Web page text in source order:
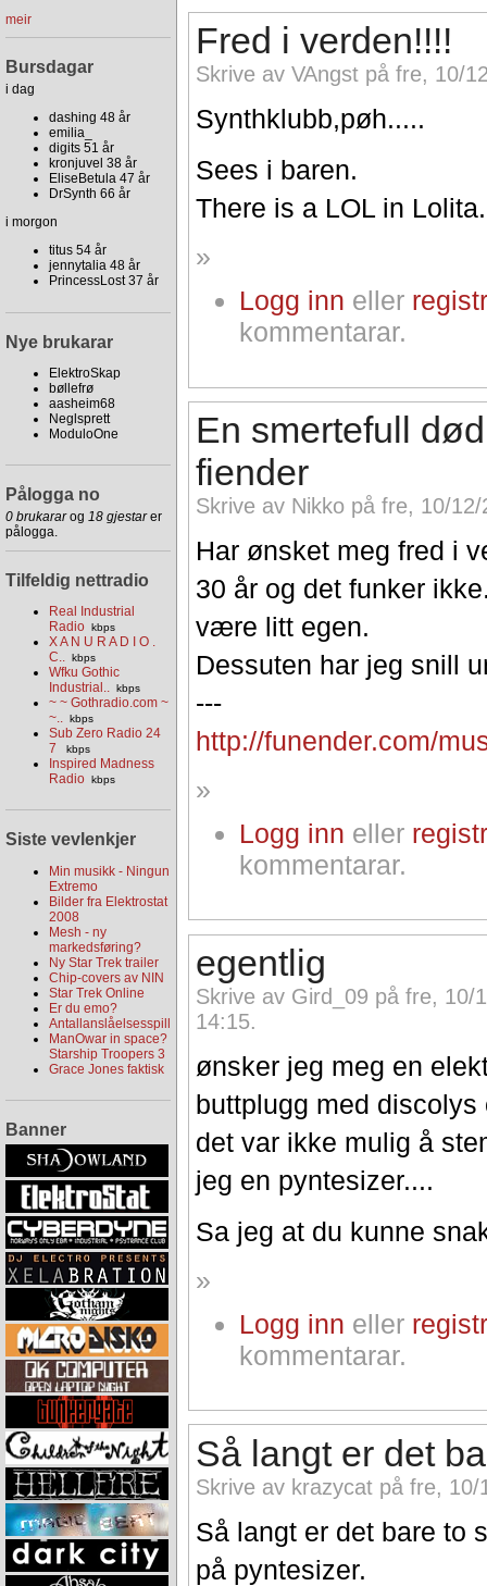
meir
Bursdagar
i dag
dashing 48 år
emilia_
digits 51 år
kronjuvel 38 år
EliseBetula 47 år
DrSynth 66 år
i morgon
titus 54 år
jennytalia 48 år
PrincessLost 37 år
Nye brukarar
ElektroSkap
bøllefrø
aasheim68
Neglsprett
ModuloOne
Pålogga no
0 brukararog 18 gjestarer
pålogga.
Tilfeldig nettradio
Real Industrial
Radio kbps
X A N U R A D I O .
C.. kbps
Wfku Gothic
Industrial.. kbps
~ ~ Gothradio.com ~
~.. kbps
Sub Zero Radio 24
7
kbps
Inspired Madness
Radio kbps
Siste vevlenkjer
Min musikk - Ningun
Extremo
Bilder fra Elektrostat
2008
Mesh - ny
markedsføring?
Ny Star Trek trailer
Chip-covers av NIN
Star Trek Online
Er du emo?
Antallanslåelsesspill
ManOwar in space?
Starship Troopers 3
Grace Jones faktisk
Banner
Fred i verden!!!!
Skrive av VAngst på fre, 10/
Synthklubb,pøh.....
Sees i baren.
There is a LOL in Lolita.
»
Logg inn eller
kommentarar.
En smertefull
fiender
Skrive av Nikko på fre, 10/
Har ønsket meg fred i
30 år og det funker
være litt egen.
Dessuten har jeg snill
---
http://funender.com/
»
Logg inn eller
kommentarar.
egentlig
Skrive av Gird_09 på fre, 10/
14:15.
ønsker jeg meg en
buttplugg med
det var ikke mulig å
jeg en pyntesizer....
Sa jeg at du kunne
»
Logg inn eller
kommentarar.
Så langt er det
Skrive av krazycat på fre,
Så langt er det bare to
på pyntesizer.